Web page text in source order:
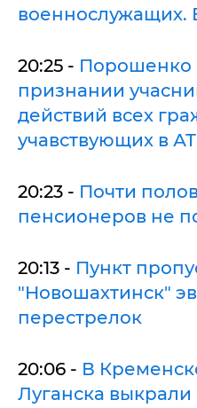
военнослужащих.
20:25 - Порошенко
признании
действий всех
учавствующих в
20:23 - Почти
пенсионеров не
20:13 - Пункт
"Новошахтинск"
перестрелок
20:06 - В
Луганска выкрали